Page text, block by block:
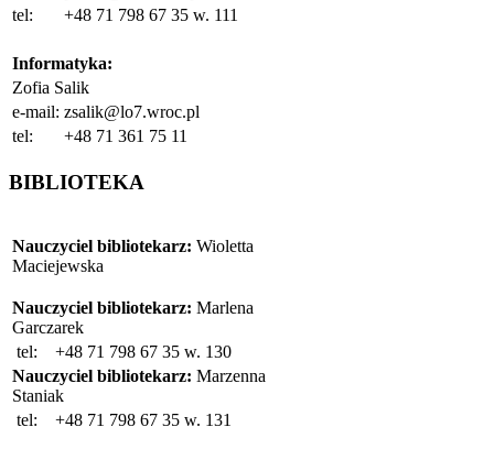
tel:
+48 71 798 67 35 w. 111
Informatyka:
Zofia Salik
e-mail: zsalik@lo7.wroc.pl
tel:
+48 71 361 75 11
BIBLIOTEKA
Nauczyciel bibliotekarz: Wioletta
Maciejewska
Nauczyciel bibliotekarz: Marlena
Garczarek
tel:
+48 71 798 67 35 w. 130
Nauczyciel bibliotekarz: Marzenna
Staniak
tel:
+48 71 798 67 35 w. 131